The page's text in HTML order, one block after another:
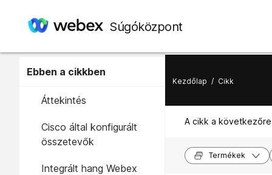
Súgóközpont
Ebben a cikkben
Áttekintés
Cisco által konfigurált
összetevők
Integrált hang Webex
Kezdőlap / Cikk
A cikk a
Termékek